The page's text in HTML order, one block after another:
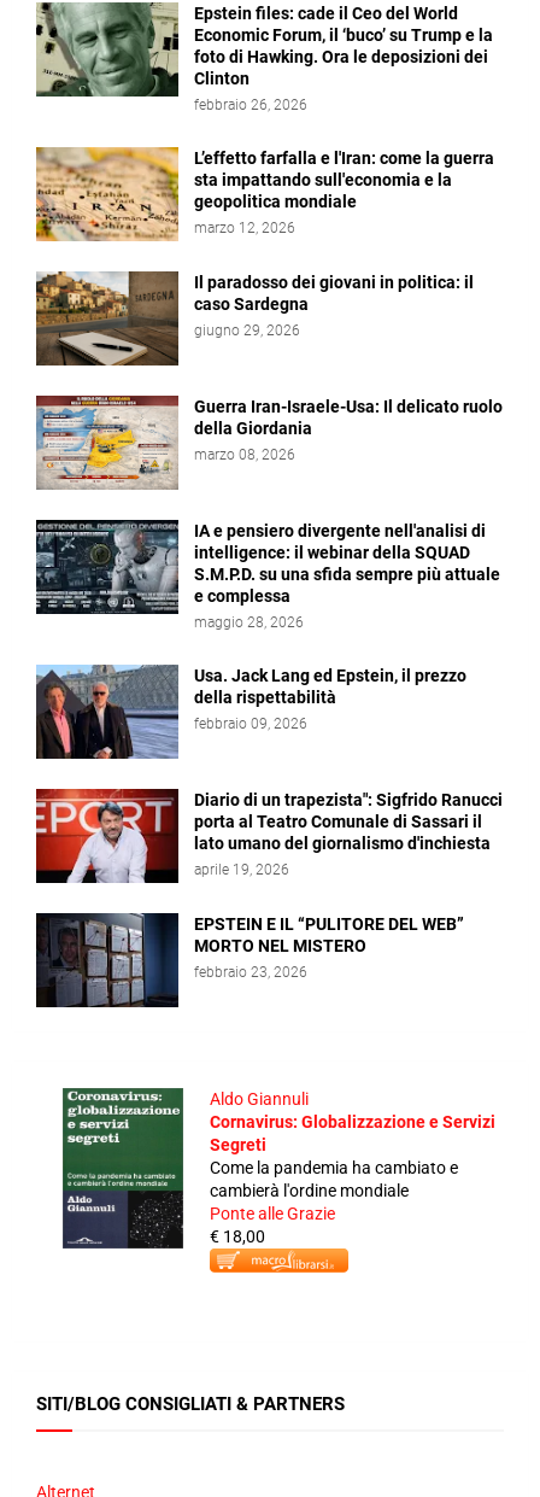
Epstein files: cade il Ceo del World
Economic Forum, il ‘buco’ su Trump e la
foto di Hawking. Ora le deposizioni dei
Clinton
febbraio 26, 2026
L’effetto farfalla e l'Iran: come la guerra
sta impattando sull'economia e la
geopolitica mondiale
marzo 12, 2026
Il paradosso dei giovani in politica: il
caso Sardegna
giugno 29, 2026
Guerra Iran-Israele-Usa: Il delicato ruolo
della Giordania
marzo 08, 2026
IA e pensiero divergente nell'analisi di
intelligence: il webinar della SQUAD
S.M.P.D. su una sfida sempre più attuale
e complessa
maggio 28, 2026
Usa. Jack Lang ed Epstein, il prezzo
della rispettabilità
febbraio 09, 2026
Diario di un trapezista": Sigfrido Ranucci
porta al Teatro Comunale di Sassari il
lato umano del giornalismo d'inchiesta
aprile 19, 2026
EPSTEIN E IL “PULITORE DEL WEB”
MORTO NEL MISTERO
febbraio 23, 2026
Aldo Giannuli
Cornavirus: Globalizzazione e Servizi
Segreti
Come la pandemia ha cambiato e
cambierà l'ordine mondiale
Ponte alle Grazie
€ 18,00
SITI/BLOG CONSIGLIATI & PARTNERS
Alternet